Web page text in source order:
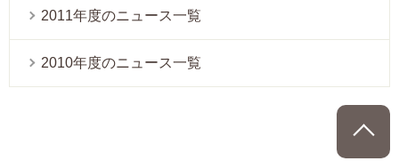
2011年度のニュース一覧
2010年度のニュース一覧